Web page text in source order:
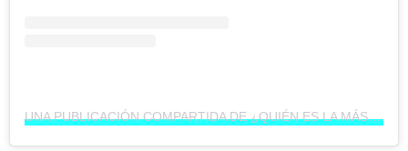
UNA PUBLICACIÓN COMPARTIDA DE ¿QUIÉN ES LA MÁSCARA? (@QUIENESLAMASCARA)